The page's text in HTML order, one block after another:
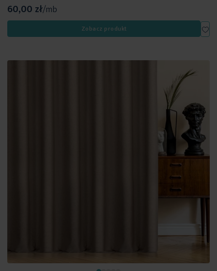
60,00 zł/mb
Zobacz produkt